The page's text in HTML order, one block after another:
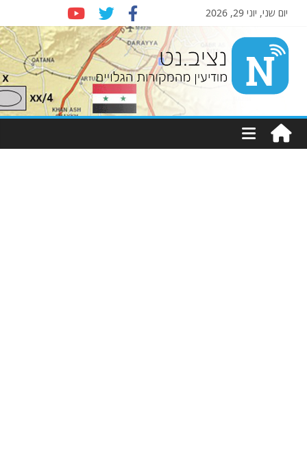
יום שני, יוני 29, 2026
Nziv.net
מודיעין
מהמקורות